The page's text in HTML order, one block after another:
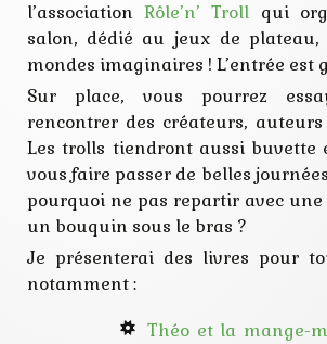
l’associationRôle’n’ Troll qui
salon, dédié au jeux de
mondes imaginaires ! L’entrée est
Sur place, vous pourrez
rencontrer des créateurs,
Les trolls tiendront aussi buvette
vous faire passer de belles
pourquoi ne pas repartir avec une
un bouquin sous le bras ?
Je présenterai des livres pour
notamment :
Théo et la mange-